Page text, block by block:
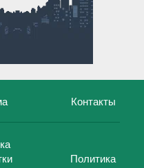
Контакты
Политика